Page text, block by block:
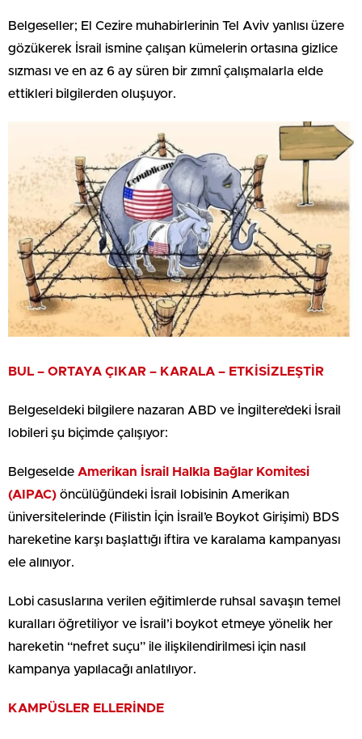
Belgeseller; El Cezire muhabirlerinin Tel Aviv yanlısı üzere
gözükerek İsrail ismine çalışan kümelerin ortasına gizlice
sızması ve en az 6 ay süren bir zımnî çalışmalarla elde
ettikleri bilgilerden oluşuyor.
BUL – ORTAYA ÇIKAR – KARALA – ETKİSİZLEŞTİR
Belgeseldeki bilgilere nazaran ABD ve İngiltere’deki İsrail
lobileri şu biçimde çalışıyor:
Belgeselde Amerikan İsrail Halkla Bağlar Komitesi
(AIPAC) öncülüğündeki İsrail lobisinin Amerikan
üniversitelerinde (Filistin İçin İsrail’e Boykot Girişimi) BDS
hareketine karşı başlattığı iftira ve karalama kampanyası
ele alınıyor.
Lobi casuslarına verilen eğitimlerde ruhsal savaşın temel
kuralları öğretiliyor ve İsrail’i boykot etmeye yönelik her
hareketin “nefret suçu” ile ilişkilendirilmesi için nasıl
kampanya yapılacağı anlatılıyor.
KAMPÜSLER ELLERİNDE